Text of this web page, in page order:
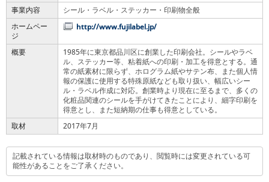
事業内容
シール・ラベル・ステッカー・印刷物全般
ホームペー
ジ
http://www.fujilabel.jp/
概要
1985年に東京都品川区に創業した印刷会社。シールやラベ
ル、ステッカー等、粘着紙への印刷・加工を得意とする。通
常の紙素材に限らず、ホログラム紙やサテン布、また個人情
報の保護に使用する特殊原紙なども取り扱い、幅広いシー
ル・ラベル作成に対応。創業時より現在に至るまで、多くの
化粧品関連のシールを手がけてきたことにより、細字印刷を
得意とし、また短納期の仕事も得意としている。
取材
2017年7月
記載されている情報は取材時のものであり、閲覧時には変更されている可
能性があることをご了承ください。